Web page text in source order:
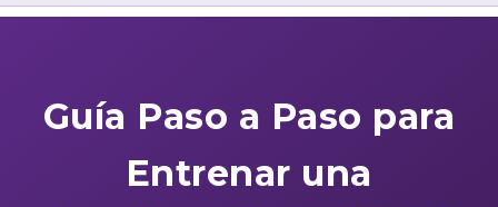
Guía Paso a Paso para
Entrenar una